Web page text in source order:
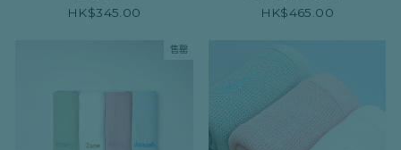
HK$345.00
HK$465.00
售罄